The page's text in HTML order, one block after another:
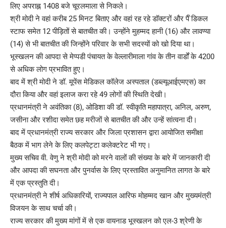
लिए अपराह्न 1408 बजे चूरलमाला से निकले।
श्री मोदी ने वहां करीब 25 मिनट बिताए और वहां रह रहे डॉक्टरों और पै ेडिकल
स्टाफ समेत 12 पीड़ितों से बातचीत की। उन्होंने मुहम्मद हानी (16) और लावण्या
(14) से भी बातचीत की जिन्होंने परिवार के सभी सदस्यों को खो दिया था।
भूस्खलन की आपदा से मेप्पडी पंचायत के वेल्लारीमाला गांव के तीन वार्डों के 4200
से अधिक लोग प्रभावित हुए।
बाद में श्री मोदी ने डॉ. मूपेंस मेडिकल कॉलेज अस्पताल (डब्ल्यूआईएमएस) का
दौरा किया और वहां इलाज करा रहे 49 लोगों की स्थिति देखी।
प्रधानमंत्री ने अवंतिका (8), ओडिशा की डॉ. स्वीकृति महापात्रा, अनिल, अरुण,
जसीना और रशीदा समेत छह मरीजों से बातचीत की और उन्हें सांत्वना दी।
बाद में प्रधानमंत्री राज्य सरकार और जिला प्रशासन द्वारा आयोजित समीक्षा
बैठक में भाग लेने के लिए कलपेट्टा कलेक्टरेट भी गए।
मुख्य सचिव वी. वेणु ने श्री मोदी को मरने वालों की संख्या के बारे में जानकारी दी
और आपदा की सघनता और पुनर्वास के लिए प्रस्तावित अनुमानित लागत के बारे
में एक प्रस्तुति दी।
प्रधानमंत्री ने शीर्ष अधिकारियों, राज्यपाल आरिफ मोहम्मद खान और मुख्यमंत्री
विजयन के साथ चर्चा की।
राज्य सरकार की मुख्य मांगों में से एक वायनाड भूस्खलन को एल-3 श्रेणी के